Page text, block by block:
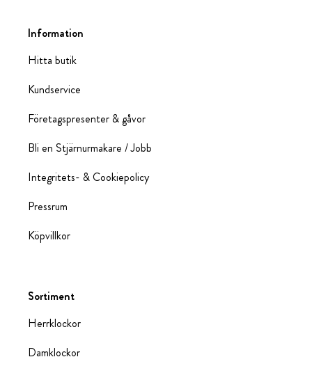
Information
Hitta butik
Kundservice
Företagspresenter & gåvor
Bli en Stjärnurmakare / Jobb
Integritets- & Cookiepolicy
Pressrum
Köpvillkor
Sortiment
Herrklockor
Damklockor